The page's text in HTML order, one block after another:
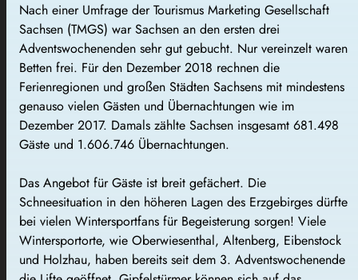
Nach einer Umfrage der Tourismus Marketing Gesellschaft
Sachsen (TMGS) war Sachsen an den ersten drei
Adventswochenenden sehr gut gebucht. Nur vereinzelt waren
Betten frei. Für den Dezember 2018 rechnen die
Ferienregionen und großen Städten Sachsens mit mindestens
genauso vielen Gästen und Übernachtungen wie im
Dezember 2017. Damals zählte Sachsen insgesamt 681.498
Gäste und 1.606.746 Übernachtungen.
Das Angebot für Gäste ist breit gefächert. Die
Schneesituation in den höheren Lagen des Erzgebirges dürfte
bei vielen Wintersportfans für Begeisterung sorgen! Viele
Wintersportorte, wie Oberwiesenthal, Altenberg, Eibenstock
und Holzhau, haben bereits seit dem 3. Adventswochenende